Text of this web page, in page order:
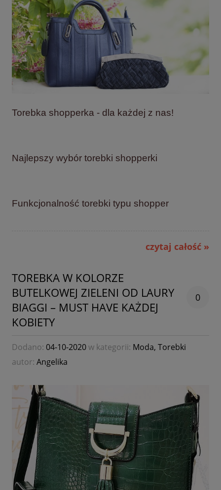
Torebka shopperka - dla każdej z nas!
Najlepszy wybór torebki shopperki
Funkcjonalność torebki typu shopper
czytaj całość »
TOREBKA W KOLORZE
BUTELKOWEJ ZIELENI OD LAURY
BIAGGI – MUST HAVE KAŻDEJ
KOBIETY
0
Dodano: 04-10-2020w kategorii: Moda, Torebki
autor: Angelika